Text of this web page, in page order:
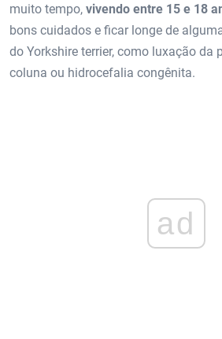
muito tempo, vivendo entre 15 e 18
bons cuidados e ficar longe de
do Yorkshire terrier, como luxação da
coluna ou hidrocefalia congênita.
ad